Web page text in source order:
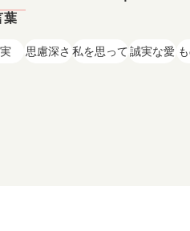
葉
思慮深さ 私を思って誠実な愛